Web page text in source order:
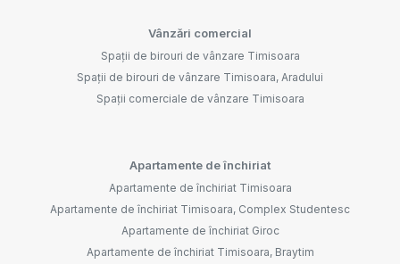
Vânzări comercial
Spații de birouri de vânzare Timisoara
Spații de birouri de vânzare Timisoara, Aradului
Spații comerciale de vânzare Timisoara
Apartamente de închiriat
Apartamente de închiriat Timisoara
Apartamente de închiriat Timisoara, Complex Studentesc
Apartamente de închiriat Giroc
Apartamente de închiriat Timisoara, Braytim